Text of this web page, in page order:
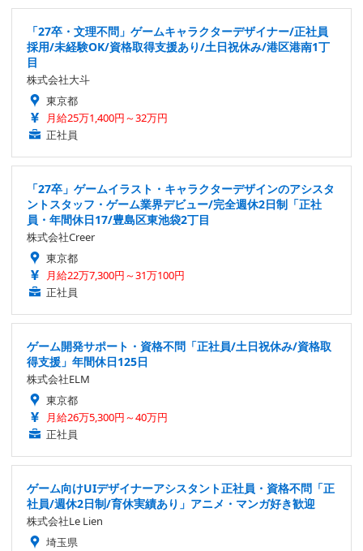
「27卒・文理不問」ゲームキャラクターデザイナー/正社員
採用/未経験OK/資格取得支援あり/土日祝休み/港区港南1丁
目
株式会社大斗
東京都
月給25万1,400円～32万円
正社員
「27卒」ゲームイラスト・キャラクターデザインのアシスタ
ントスタッフ・ゲーム業界デビュー/完全週休2日制「正社
員・年間休日17/豊島区東池袋2丁目
株式会社Creer
東京都
月給22万7,300円～31万100円
正社員
ゲーム開発サポート・資格不問「正社員/土日祝休み/資格取
得支援」年間休日125日
株式会社ELM
東京都
月給26万5,300円～40万円
正社員
ゲーム向けUIデザイナーアシスタント正社員・資格不問「正
社員/週休2日制/育休実績あり」アニメ・マンガ好き歓迎
株式会社Le Lien
埼玉県